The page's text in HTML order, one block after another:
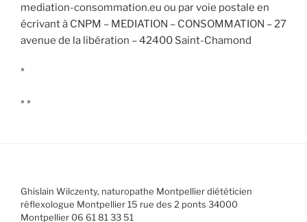
mediation-consommation.eu ou par voie postale en
écrivant à CNPM – MEDIATION – CONSOMMATION – 27
avenue de la libération – 42400 Saint-Chamond
*
* *
Ghislain Wilczenty, naturopathe Montpellier diététicien
réflexologue Montpellier 15 rue des 2 ponts 34000
Montpellier 06 61 81 33 51